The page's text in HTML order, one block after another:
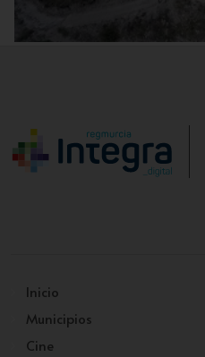
Estado actual del yacimiento de
Inicio
Municipios
Cine